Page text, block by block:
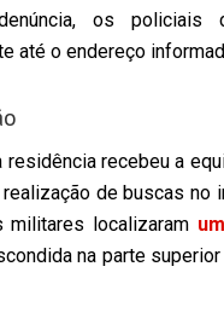
os policiais
até o endereço
residência recebeu a
de buscas no
militares localizaram
na parte